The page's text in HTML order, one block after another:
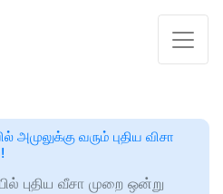
வரும் புதிய விசா
புதிய வீசா முறை ஒன்று